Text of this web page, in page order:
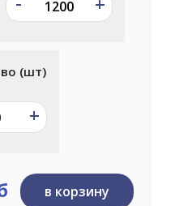
(шт)
+
в корзину